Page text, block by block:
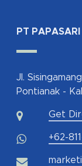
PT
Jl.
Pontianak -
Get
+62-